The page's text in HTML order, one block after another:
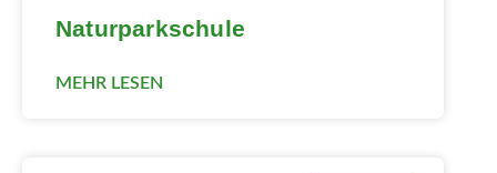
Naturparkschule
MEHR LESEN